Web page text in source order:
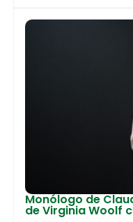
Monólogo de
de Virginia Woolf